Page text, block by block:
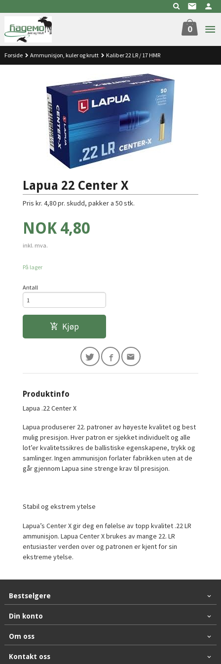
til
innholdet
0
Forside Ammunisjon, kuler og krutt Kaliber 22 LR / 17 HMR
Lapua 22 Center X
Pris kr. 4,80 pr. skudd, pakker a 50 stk.
Pris
NOK 4,80
inkl. mva.
På lager
Antall
Kjøp
Produktinfo
Lapua .22 Center X
Lapua produserer 22. patroner av høyeste kvalitet og best
mulig presisjon. Hver patron er sjekket individuelt og alle
lot’er kvalitetssikres de ballistiske egenskapene, trykk og
samlinger. Ingen ammunisjon forlater fabrikken uten at de
går gjennom Lapua sine strenge krav til presisjon.
Stabil og ekstrem ytelse
Lapua’s Center X gir deg en følelse av topp kvalitet .22 LR
ammunisjon. Lapua Center X brukes av mange 22. LR
entusiaster verden over og patronen er kjent for sin
ekstreme ytelse.
Bestselgere
Din konto
Om oss
Kontakt oss